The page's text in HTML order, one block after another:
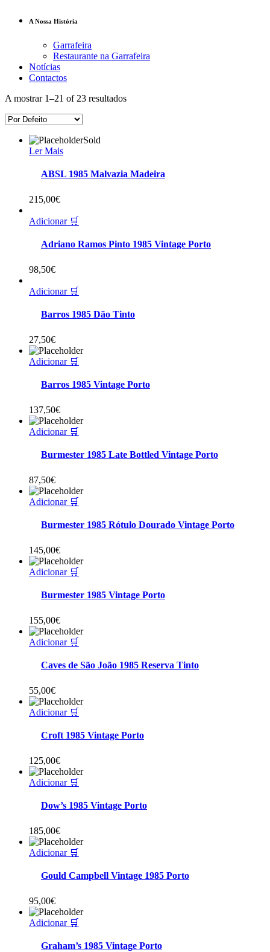
A Nossa História
Garrafeira
Restaurante na Garrafeira
Notícias
Contactos
A mostrar 1–21 of 23 resultados
Sold
Ler Mais
ABSL 1985 Malvazia Madeira
215,00€
Adicionar 🛒
Adriano Ramos Pinto 1985 Vintage Porto
98,50€
Adicionar 🛒
Barros 1985 Dão Tinto
27,50€
Adicionar 🛒
Barros 1985 Vintage Porto
137,50€
Adicionar 🛒
Burmester 1985 Late Bottled Vintage Porto
87,50€
Adicionar 🛒
Burmester 1985 Rótulo Dourado Vintage Porto
145,00€
Adicionar 🛒
Burmester 1985 Vintage Porto
155,00€
Adicionar 🛒
Caves de São João 1985 Reserva Tinto
55,00€
Adicionar 🛒
Croft 1985 Vintage Porto
125,00€
Adicionar 🛒
Dow’s 1985 Vintage Porto
185,00€
Adicionar 🛒
Gould Campbell Vintage 1985 Porto
95,00€
Adicionar 🛒
Graham’s 1985 Vintage Porto